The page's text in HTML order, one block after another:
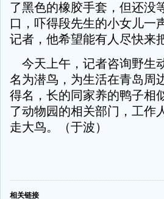
了黑色的橡胶手套，但还没
口，吓得段先生的小女儿一
记者，他希望能有人尽快来
今天上午，记者咨询野生
名为潜鸟，为生活在青岛周
得名，长的同家养的鸭子相
了动物园的相关部门，工作
走大鸟。（于波）
-
相关链接